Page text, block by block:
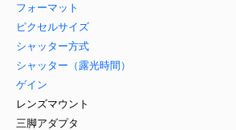
フォーマット
ピクセルサイズ
シャッター方式
シャッター（露光時間）
ゲイン
レンズマウント
三脚アダプタ